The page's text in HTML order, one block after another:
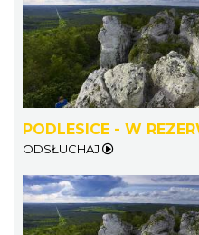
PODLESICE - W
ODSŁUCHAJ